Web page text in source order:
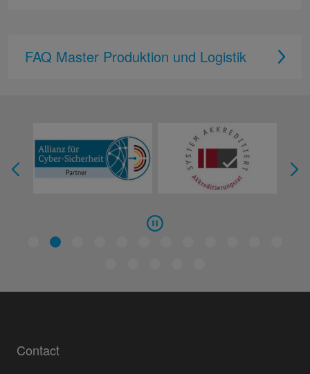
FAQ Master Produktion und Logistik
Contact